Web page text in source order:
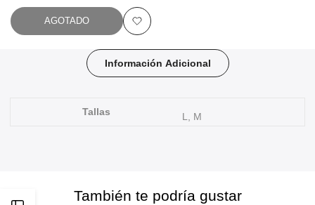
AGOTADO
Añadir
a
Información Adicional
Tallas L, M
También te podría gustar